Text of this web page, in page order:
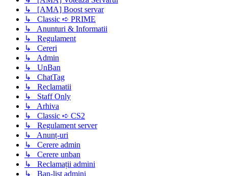
↳ [AMA] Boost servar
↳ Classic ➪ PRIME
↳ Anunturi & Informatii
↳ Regulament
↳ Cereri
↳ Admin
↳ UnBan
↳ ChatTag
↳ Reclamatii
↳ Staff Only
↳ Arhiva
↳ Classic ➪ CS2
↳ Regulament server
↳ Anunț-uri
↳ Cerere admin
↳ Cerere unban
↳ Reclamații admini
↳ Ban-list admini